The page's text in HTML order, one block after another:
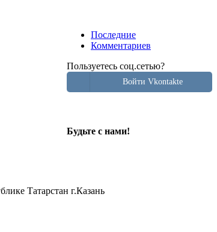
Последние
Комментариев
Пользуетесь соц.сетью?
Войти Vkontakte
Будьте с нами!
Татарстан г.Казань